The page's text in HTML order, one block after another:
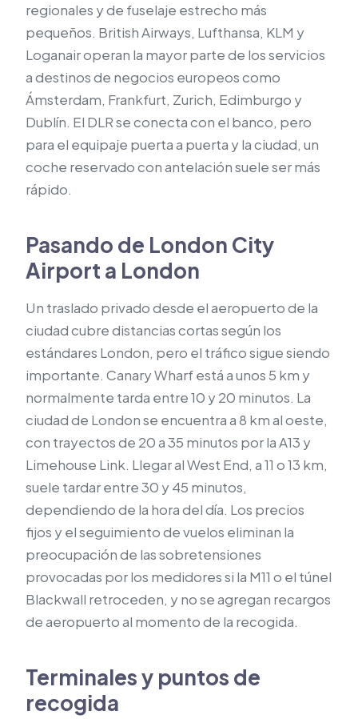
regionales y de fuselaje estrecho más
pequeños. British Airways, Lufthansa, KLM y
Loganair operan la mayor parte de los servicios
a destinos de negocios europeos como
Ámsterdam, Frankfurt, Zurich, Edimburgo y
Dublín. El DLR se conecta con el banco, pero
para el equipaje puerta a puerta y la ciudad, un
coche reservado con antelación suele ser más
rápido.
Pasando de London City
Airport a London
Un traslado privado desde el aeropuerto de la
ciudad cubre distancias cortas según los
estándares London, pero el tráfico sigue siendo
importante. Canary Wharf está a unos 5 km y
normalmente tarda entre 10 y 20 minutos. La
ciudad de London se encuentra a 8 km al oeste,
con trayectos de 20 a 35 minutos por la A13 y
Limehouse Link. Llegar al West End, a 11 o 13 km,
suele tardar entre 30 y 45 minutos,
dependiendo de la hora del día. Los precios
fijos y el seguimiento de vuelos eliminan la
preocupación de las sobretensiones
provocadas por los medidores si la M11 o el túnel
Blackwall retroceden, y no se agregan recargos
de aeropuerto al momento de la recogida.
Terminales y puntos de
recogida